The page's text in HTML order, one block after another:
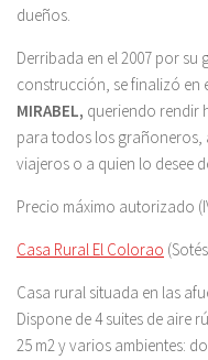
dueños.
Derribada en el 2007 por
construcción, se finalizó en
MIRABEL, queriendo rendir
para todos los grañoneros,
viajeros o a quien lo desee
Precio máximo autorizado
Casa Rural El Colorao
Casa rural situada en las
Dispone de 4 suites de aire
25 m2 y varios ambientes: